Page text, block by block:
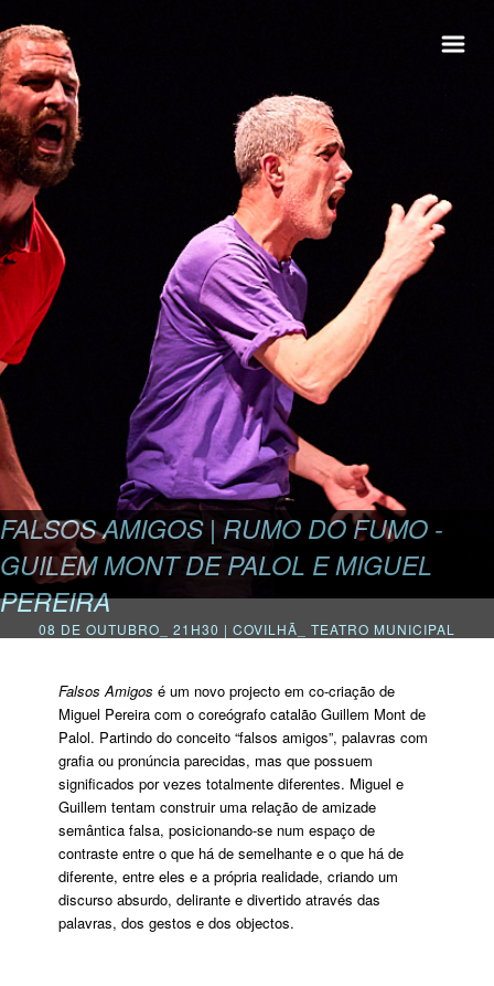
FALSOS AMIGOS | RUMO DO FUMO -
GUILEM MONT DE PALOL E MIGUEL
PEREIRA
08 DE OUTUBRO_ 21H30 | COVILHÃ_ TEATRO MUNICIPAL
Falsos Amigos é um novo projecto em co-criação de
Miguel Pereira com o coreógrafo catalão Guillem Mont de
Palol. Partindo do conceito “falsos amigos”, palavras com
grafia ou pronúncia parecidas, mas que possuem
significados por vezes totalmente diferentes. Miguel e
Guillem tentam construir uma relação de amizade
semântica falsa, posicionando-se num espaço de
contraste entre o que há de semelhante e o que há de
diferente, entre eles e a própria realidade, criando um
discurso absurdo, delirante e divertido através das
palavras, dos gestos e dos objectos.